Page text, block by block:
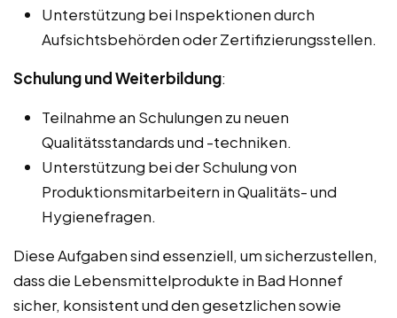
Unterstützung bei Inspektionen durch
Aufsichtsbehörden oder Zertifizierungsstellen.
Schulung und Weiterbildung:
Teilnahme an Schulungen zu neuen
Qualitätsstandards und -techniken.
Unterstützung bei der Schulung von
Produktionsmitarbeitern in Qualitäts- und
Hygienefragen.
Diese Aufgaben sind essenziell, um sicherzustellen,
dass die Lebensmittelprodukte in Bad Honnef
sicher, konsistent und den gesetzlichen sowie